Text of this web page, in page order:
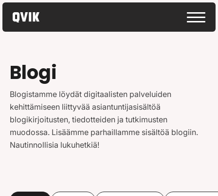
Blogi
Blogistamme löydät digitaalisten palveluiden
kehittämiseen liittyvää asiantuntijasisältöä
blogikirjoitusten, tiedotteiden ja tutkimusten
muodossa. Lisäämme parhaillamme sisältöä blogiin.
Nautinnollisia lukuhetkiä!